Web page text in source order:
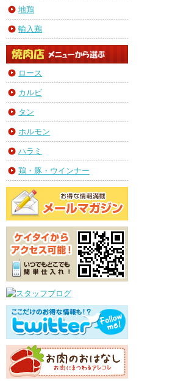
地鶏
輸入鶏
ロース
カルビ
タン
ホルモン
ハラミ
鶏・豚・ウインナー